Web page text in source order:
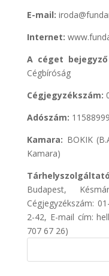
E-mail:
Internet:
A céget
Cégbíróság
Cégjegyzékszám:
Adószám:
Kamara: BOKIK
Kamara)
Budapest,
Cégjegyzékszám:
2-42, E-mail cím:
707 67 26)